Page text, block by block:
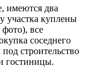
имеются два
участка куплены
все
соседнего
строительство
гостиницы.